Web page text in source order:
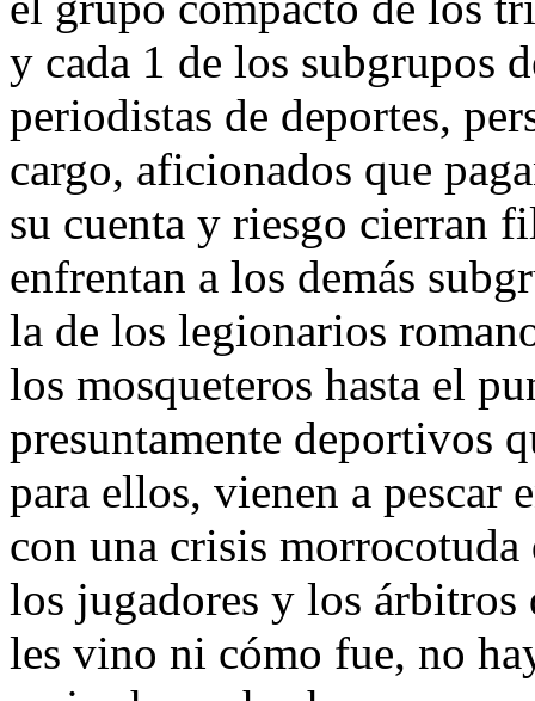
y cada 1 de los subgrupos
periodistas de deportes,
cargo, aficionados que
su cuenta y riesgo cierran
enfrentan a los demás
la de los legionarios
los mosqueteros hasta el
presuntamente deportivos
para ellos, vienen a pescar
con una crisis morrocotuda
los jugadores y los árbitros
les vino ni cómo fue, no